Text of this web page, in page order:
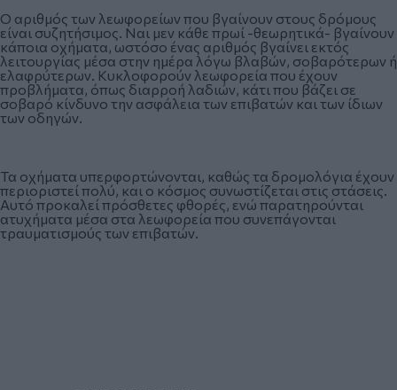
Ο αριθμός των λεωφορείων που βγαίνουν στους δρόμους
είναι συζητήσιμος. Ναι μεν κάθε πρωί -θεωρητικά- βγαίνουν
κάποια οχήματα, ωστόσο ένας αριθμός βγαίνει εκτός
λειτουργίας μέσα στην ημέρα λόγω βλαβών, σοβαρότερων ή
ελαφρύτερων. Κυκλοφορούν λεωφορεία που έχουν
προβλήματα, όπως διαρροή λαδιών, κάτι που βάζει σε
σοβαρό κίνδυνο την ασφάλεια των επιβατών και των ίδιων
των οδηγών.
Τα οχήματα υπερφορτώνονται, καθώς τα δρομολόγια έχουν
περιοριστεί πολύ, και ο κόσμος συνωστίζεται στις στάσεις.
Αυτό προκαλεί πρόσθετες φθορές, ενώ παρατηρούνται
ατυχήματα μέσα στα λεωφορεία που συνεπάγονται
τραυματισμούς των επιβατών.